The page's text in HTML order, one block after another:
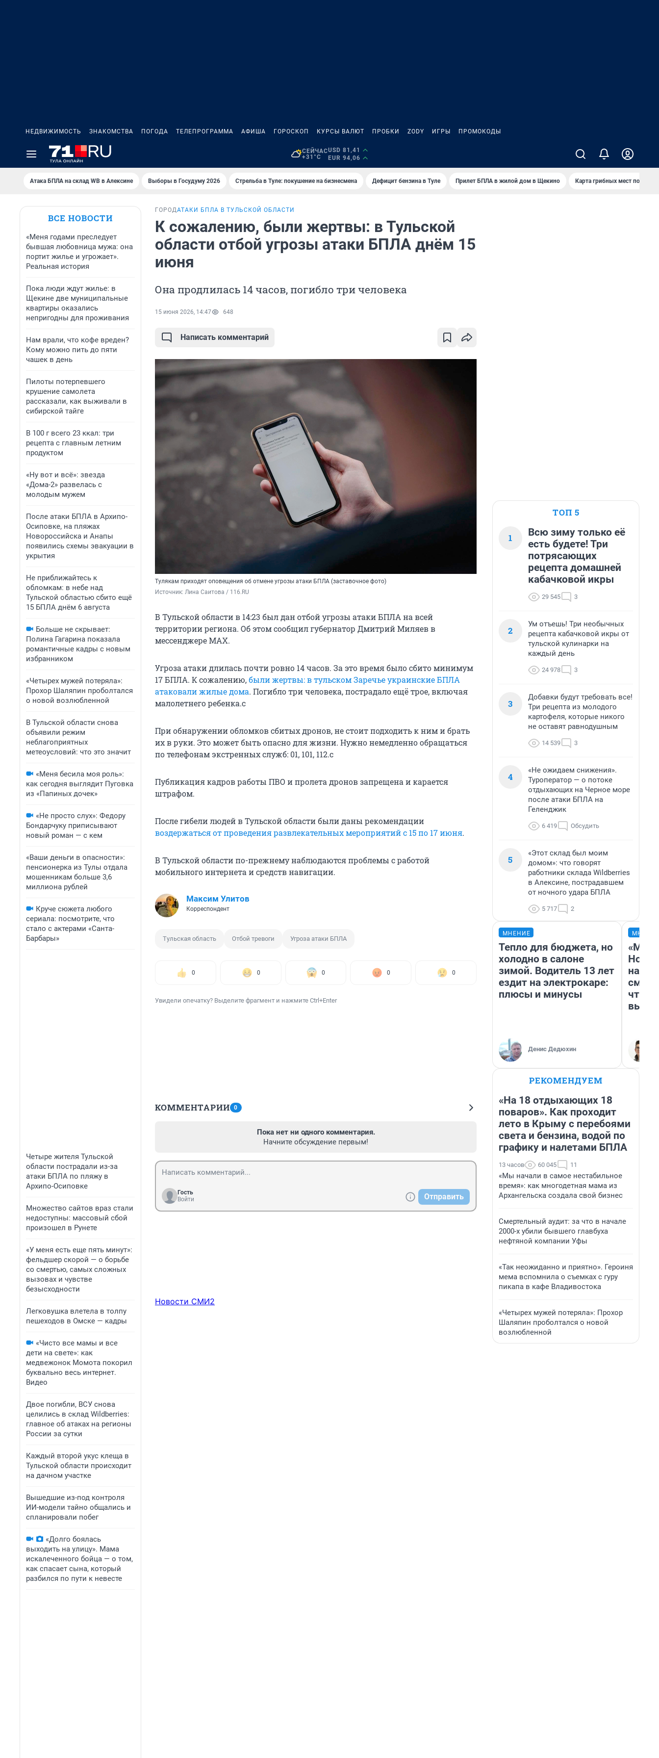
НЕДВИЖИМОСТЬ ЗНАКОМСТВА ПОГОДА ТЕЛЕПРОГРАММА АФИША ГОРОСКОП КУРСЫ ВАЛЮТ ПРОБКИ ZODY ИГРЫ ПРОМОКОДЫ
СЕЙЧАС
+31°C
USD 81,41
EUR 94,06
Атака БПЛА на склад WB в Алексине Выборы в Госудуму 2026 Стрельба в Туле: покушение на бизнесмена Дефицит бензина в Туле Прилет БПЛА в жилой дом в Щекино Карта грибных мест под
ВСЕ НОВОСТИ
«Меня годами преследует
бывшая любовница мужа: она
портит жилье и угрожает».
Реальная история
Пока люди ждут жилье: в
Щекине две муниципальные
квартиры оказались
непригодны для проживания
Нам врали, что кофе вреден?
Кому можно пить до пяти
чашек в день
Пилоты потерпевшего
крушение самолета
рассказали, как выживали в
сибирской тайге
В 100 г всего 23 ккал: три
рецепта с главным летним
продуктом
«Ну вот и всё»: звезда
«Дома-2» развелась с
молодым мужем
После атаки БПЛА в Архипо-
Осиповке, на пляжах
Новороссийска и Анапы
появились схемы эвакуации в
укрытия
Не приближайтесь к
обломкам: в небе над
Тульской областью сбито ещё
15 БПЛА днём 6 августа
Больше не скрывает:
Полина Гагарина показала
романтичные кадры с новым
избранником
«Четырех мужей потеряла»:
Прохор Шаляпин проболтался
о новой возлюбленной
В Тульской области снова
объявили режим
неблагоприятных
метеоусловий: что это значит
«Меня бесила моя роль»:
как сегодня выглядит Пуговка
из «Папиных дочек»
«Не просто слух»: Федору
Бондарчуку приписывают
новый роман — с кем
«Ваши деньги в опасности»:
пенсионерка из Тулы отдала
мошенникам больше 3,6
миллиона рублей
Круче сюжета любого
сериала: посмотрите, что
стало с актерами «Санта-
Барбары»
Четыре жителя Тульской
области пострадали из-за
атаки БПЛА по пляжу в
Архипо-Осиповке
Множество сайтов враз стали
недоступны: массовый сбой
произошел в Рунете
«У меня есть еще пять минут»:
фельдшер скорой — о борьбе
со смертью, самых сложных
вызовах и чувстве
безысходности
Легковушка влетела в толпу
пешеходов в Омске — кадры
«Чисто все мамы и все
дети на свете»: как
медвежонок Момота покорил
буквально весь интернет.
Видео
Двое погибли, ВСУ снова
целились в склад Wildberries:
главное об атаках на регионы
России за сутки
Каждый второй укус клеща в
Тульской области происходит
на дачном участке
Вышедшие из-под контроля
ИИ-модели тайно общались и
спланировали побег
«Долго боялась
выходить на улицу». Мама
искалеченного бойца — о том,
как спасает сына, который
разбился по пути к невесте
ГОРОДАТАКИ БПЛА В ТУЛЬСКОЙ ОБЛАСТИ
К сожалению, были жертвы: в Тульской
области отбой угрозы атаки БПЛА днём 15
июня
Она продлилась 14 часов, погибло три человека
15 июня 2026, 14:47 648
Написать комментарий
Тулякам приходят оповещения об отмене угрозы атаки БПЛА (заставочное фото)
Источник: Лина Саитова / 116.RU
В Тульской области в 14:23 был дан отбой угрозы атаки БПЛА на всей
территории региона. Об этом сообщил губернатор Дмитрий Миляев в
мессенджере MAX.
Угроза атаки длилась почти ровно 14 часов. За это время было сбито минимум
17 БПЛА. К сожалению,были жертвы: в тульском Заречье украинские БПЛА
атаковали жилые дома. Погибло три человека, пострадало ещё трое, включая
малолетнего ребенка.с
При обнаружении обломков сбитых дронов, не стоит подходить к ним и брать
их в руки. Это может быть опасно для жизни. Нужно немедленно обращаться
по телефонам экстренных служб: 01, 101, 112.с
Публикация кадров работы ПВО и пролета дронов запрещена и карается
штрафом.
После гибели людей в Тульской области были даны рекомендации
воздержаться от проведения развлекательных мероприятий с 15 по 17 июня.
В Тульской области по-прежнему наблюдаются проблемы с работой
мобильного интернета и средств навигации.
Максим Улитов
Корреспондент
Тульская область Отбой тревоги Угроза атаки БПЛА
0 0 0 0 0
Увидели опечатку? Выделите фрагмент и нажмите Ctrl+Enter
КОММЕНТАРИИ 0
Пока нет ни одного комментария.
Начните обсуждение первым!
Гость
Войти
Отправить
Новости СМИ2
ТОП 5
1
Всю зиму только её
есть будете! Три
потрясающих
рецепта домашней
кабачковой икры
29 545 3
2
Ум отъешь! Три необычных
рецепта кабачковой икры от
тульской кулинарки на
каждый день
24 978 3
3
Добавки будут требовать все!
Три рецепта из молодого
картофеля, которые никого
не оставят равнодушным
14 539 3
4
«Не ожидаем снижения».
Туроператор — о потоке
отдыхающих на Черное море
после атаки БПЛА на
Геленджик
6 419 Обсудить
5
«Этот склад был моим
домом»: что говорят
работники склада Wildberries
в Алексине, пострадавшем
от ночного удара БПЛА
5 717 2
МНЕНИЕ
Тепло для бюджета, но
холодно в салоне
зимой. Водитель 13 лет
ездит на электрокаре:
плюсы и минусы
Денис Дедюхин
«Мы
РЕКОМЕНДУЕМ
«На 18 отдыхающих 18
поваров». Как проходит
лето в Крыму с перебоями
света и бензина, водой по
графику и налетами БПЛА
13 часов 60 045 11
«Мы начали в самое нестабильное
время»: как многодетная мама из
Архангельска создала свой бизнес
Смертельный аудит: за что в начале
2000-х убили бывшего главбуха
нефтяной компании Уфы
«Так неожиданно и приятно». Героиня
мема вспомнила о съемках с гуру
пикапа в кафе Владивостока
«Четырех мужей потеряла»: Прохор
Шаляпин проболтался о новой
возлюбленной